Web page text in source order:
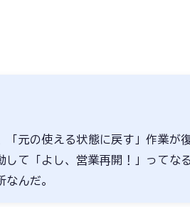
元の使える状態に戻す」作業が
て「よし、営業再開！」ってな
んだ。